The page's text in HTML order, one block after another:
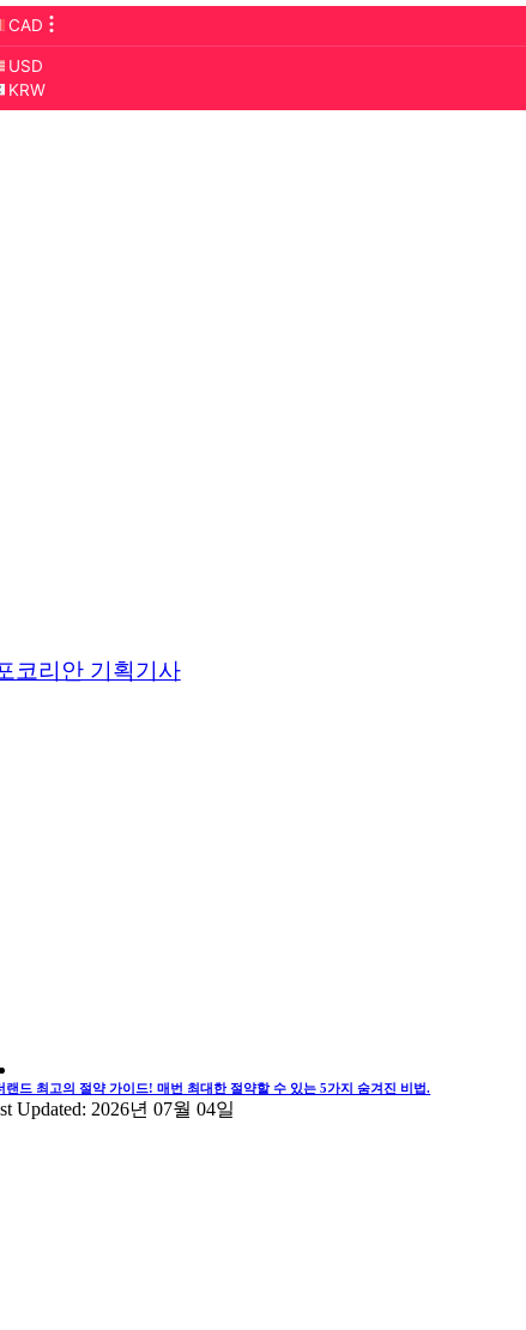
코리안 기획기사
랜드 최고의 절약 가이드! 매번 최대한 절약할 수 있는 5가지 숨겨진 비법.
Updated: 2026년 07월 04일